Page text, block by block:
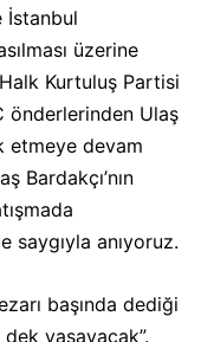
İstanbul
üzerine
Kurtuluş Partisi
önderlerinden Ulaş
etmeye devam
Bardakçı’nın
saygıyla anıyoruz.
başında dediği
yaşayacak”.